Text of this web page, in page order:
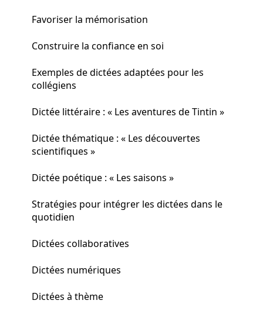
Favoriser la mémorisation
Construire la confiance en soi
Exemples de dictées adaptées pour les
collégiens
Dictée littéraire : « Les aventures de Tintin »
Dictée thématique : « Les découvertes
scientifiques »
Dictée poétique : « Les saisons »
Stratégies pour intégrer les dictées dans le
quotidien
Dictées collaboratives
Dictées numériques
Dictées à thème